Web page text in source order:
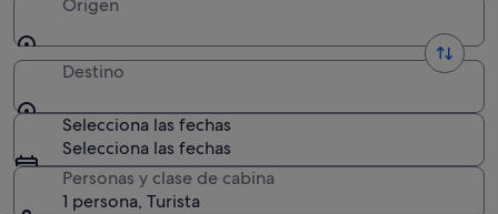
Origen
Destino
Selecciona las fechas
Selecciona las fechas
Personas y clase de cabina
1 persona, Turista